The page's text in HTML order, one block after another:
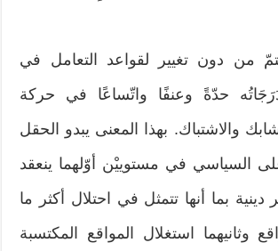
من دون تغيير لقواعد التعامل في
حدّةً وعنفًا واتّساعًا في حركة
والاشتباك. بهذا المعنى يبدو الحقل
السياسي في مستوييْن أوّلهما ينعقد
بما أنها تتمثل في احتلال أكثر ما
وثانيهما استغلال المواقع المكتسبة